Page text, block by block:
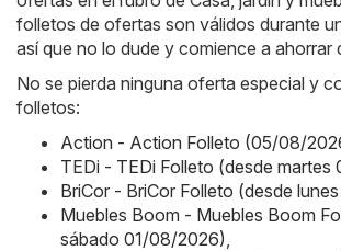
folletos de ofertas son válidos durante
así que no lo dude y comience a ahorrar
No se pierda ninguna oferta especial y
folletos:
Action - Action Folleto (05/08/
TEDi - TEDi Folleto (desde
BriCor - BriCor Folleto (desde
Muebles Boom - Muebles Boom
sábado 01/08/2026),